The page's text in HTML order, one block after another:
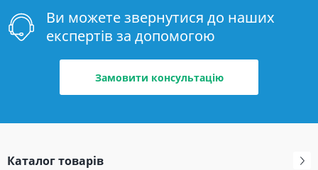
Ви можете звернутися до наших
експертів за допомогою
Замовити консультацію
Каталог товарів